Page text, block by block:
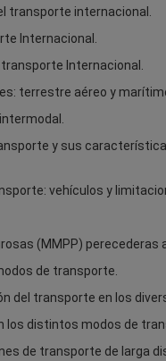
transporte internacional.
Internacional.
Internacional.
terrestre aéreo y
y sus
vehículos y
(MMPP) perecederas
de transporte.
del transporte en los
los distintos modos de
de transporte de larga